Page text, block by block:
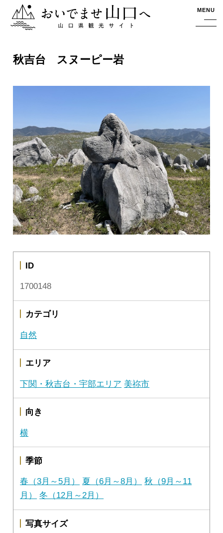
おいでませ山口へー山口県観光サイト MENU
秋吉台 スヌーピー岩
ID
1700148
カテゴリ
自然
エリア
下関・秋吉台・宇部エリア 美祢市
向き
横
季節
春（3月～5月） 夏（6月～8月）
秋（9月～11
月）
冬（12月～2月）
写真サイズ